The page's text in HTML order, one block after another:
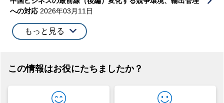
への対応 2026年03月11日
もっと見る
この情報はお役にたちましたか？